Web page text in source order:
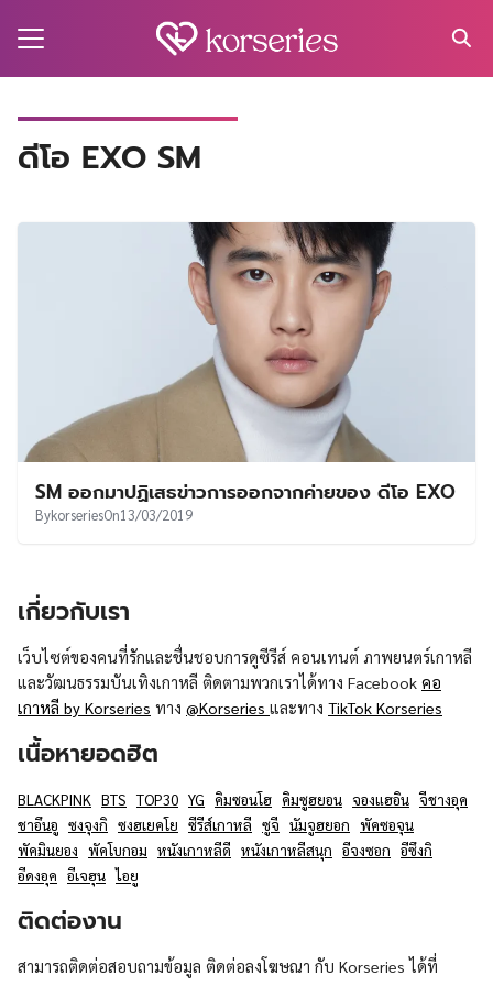
ดีโอ EXO SM
SM ออกมาปฏิเสธข่าวการออกจากค่ายของ ดีโอ ​EXO
BykorseriesOn13/03/2019
เกี่ยวกับเรา
เว็บไซต์ของคนที่รักและชื่นชอบการดูซีรีส์ คอนเทนต์ ภาพยนตร์เกาหลี
และวัฒนธรรมบันเทิงเกาหลี ติดตามพวกเราได้ทาง Facebook คอ
เกาหลี by Korseries ทาง @Korseries และทาง TikTok Korseries
เนื้อหายอดฮิต
BLACKPINK BTS TOP30 YG คิมซอนโฮ คิมซูฮยอน จองแฮอิน จีชางอุค
ชาอึนอู ซงจุงกิ ซงฮเยคโย ซีรีส์เกาหลี ซูจี นัมจูฮยอก พัคซอจุน
พัคมินยอง พัคโบกอม หนังเกาหลีดี หนังเกาหลีสนุก อีจงซอก อีซึงกิ
อีดงอุค อีเจฮุน ไอยู
ติดต่องาน
สามารถติดต่อสอบถามข้อมูล ติดต่อลงโฆษณา กับ Korseries ได้ที่